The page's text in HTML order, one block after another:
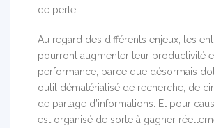
de perte.
Au regard des différents enjeux, les
pourront augmenter leur productivité
performance, parce que désormais
outil dématérialisé de recherche, de
de partage d’informations. Et pour
est organisé de sorte à gagner